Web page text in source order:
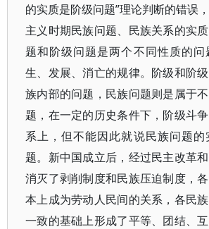
的实质是阶级问题”理论判断的错误
主义时期民族问题、民族关系的实
题和阶级问题是两个不同性质的
生、发展、消亡的规律。阶级和阶
族内部的问题，民族问题则是属于
题，在一定的历史条件下，阶级斗
系上，但不能因此就说民族问题的
题。新中国成立后，经过民主改革
消灭了剥削制度和民族压迫制度，
本上成为劳动人民间的关系，各民
一致的基础上形成了平等、团结、